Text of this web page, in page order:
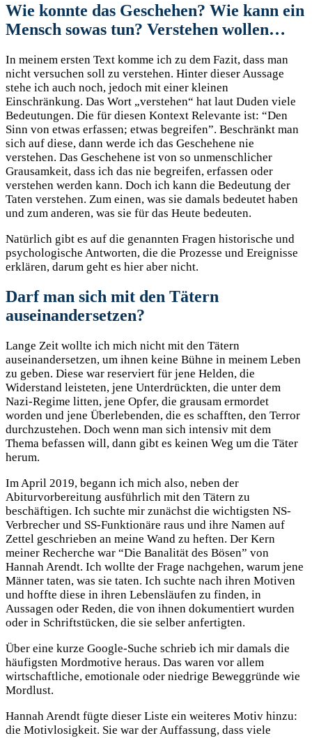
Wie konnte das Geschehen? Wie kann ein
Mensch sowas tun? Verstehen wollen…
In meinem ersten Text komme ich zu dem Fazit, dass man
nicht versuchen soll zu verstehen. Hinter dieser Aussage
stehe ich auch noch, jedoch mit einer kleinen
Einschränkung. Das Wort „verstehen“ hat laut Duden viele
Bedeutungen. Die für diesen Kontext Relevante ist: “Den
Sinn von etwas erfassen; etwas begreifen”. Beschränkt man
sich auf diese, dann werde ich das Geschehene nie
verstehen. Das Geschehene ist von so unmenschlicher
Grausamkeit, dass ich das nie begreifen, erfassen oder
verstehen werden kann. Doch ich kann die Bedeutung der
Taten verstehen. Zum einen, was sie damals bedeutet haben
und zum anderen, was sie für das Heute bedeuten.
Natürlich gibt es auf die genannten Fragen historische und
psychologische Antworten, die die Prozesse und Ereignisse
erklären, darum geht es hier aber nicht.
Darf man sich mit den Tätern
auseinandersetzen?
Lange Zeit wollte ich mich nicht mit den Tätern
auseinandersetzen, um ihnen keine Bühne in meinem Leben
zu geben. Diese war reserviert für jene Helden, die
Widerstand leisteten, jene Unterdrückten, die unter dem
Nazi-Regime litten, jene Opfer, die grausam ermordet
worden und jene Überlebenden, die es schafften, den Terror
durchzustehen. Doch wenn man sich intensiv mit dem
Thema befassen will, dann gibt es keinen Weg um die Täter
herum.
Im April 2019, begann ich mich also, neben der
Abiturvorbereitung ausführlich mit den Tätern zu
beschäftigen. Ich suchte mir zunächst die wichtigsten NS-
Verbrecher und SS-Funktionäre raus und ihre Namen auf
Zettel geschrieben an meine Wand zu heften. Der Kern
meiner Recherche war “Die Banalität des Bösen” von
Hannah Arendt. Ich wollte der Frage nachgehen, warum jene
Männer taten, was sie taten. Ich suchte nach ihren Motiven
und hoffte diese in ihren Lebensläufen zu finden, in
Aussagen oder Reden, die von ihnen dokumentiert wurden
oder in Schriftstücken, die sie selber anfertigten.
Über eine kurze Google-Suche schrieb ich mir damals die
häufigsten Mordmotive heraus. Das waren vor allem
wirtschaftliche, emotionale oder niedrige Beweggründe wie
Mordlust.
Hannah Arendt fügte dieser Liste ein weiteres Motiv hinzu:
die Motivlosigkeit. Sie war der Auffassung, dass viele